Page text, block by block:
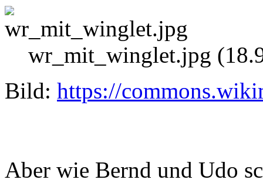
wr_mit_winglet.jpg
Bild: https://
Aber wie Bernd und Udo